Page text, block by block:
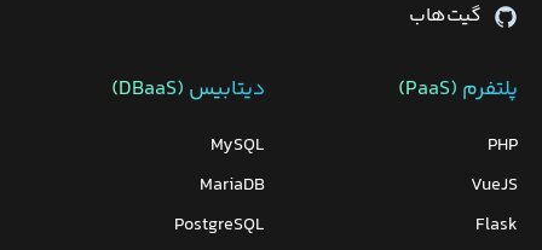
گیت‌هاب
پلتفرم (PaaS)
PHP
VueJS
Flask
دیتابیس‌ (DBaaS)
MySQL
MariaDB
PostgreSQL